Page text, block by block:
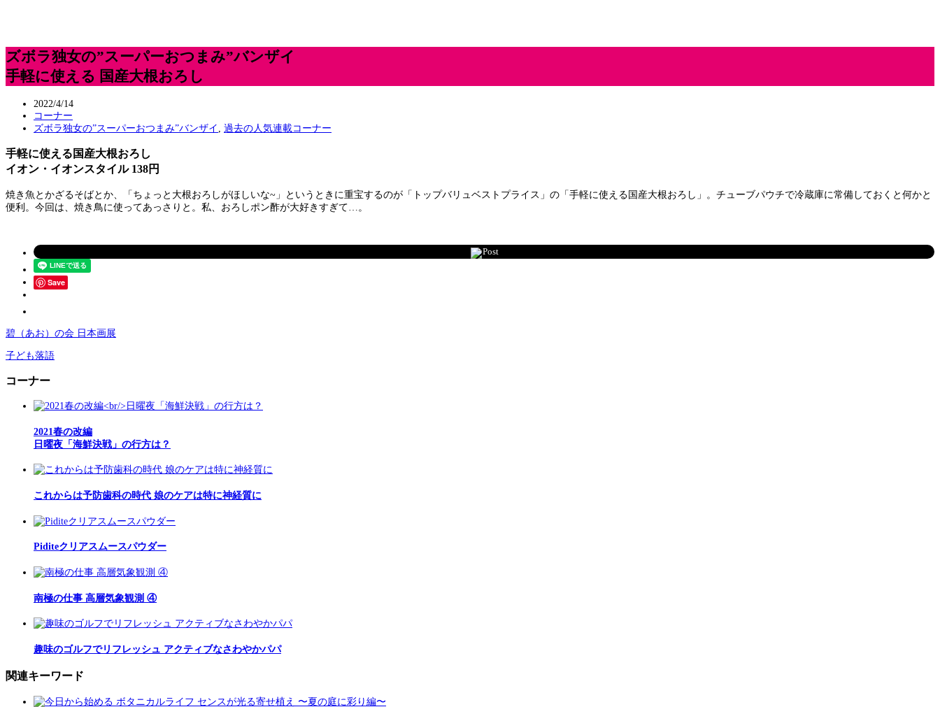
ズボラ独女の”スーパーおつまみ”バンザイ
手軽に使える 国産大根おろし
2022/4/14
コーナー
ズボラ独女の”スーパーおつまみ”バンザイ
過去の人気連載コーナー
手軽に使える国産大根おろし
イオン・イオンスタイル 138円
焼き魚とかざるそばとか、「ちょっと大根おろしがほしいな~」というときに重宝するのが「トップバリュベストプライス」の「手軽に使える国産大根おろし」。チューブパウチで冷蔵庫に常備しておくと何かと
便利。今回は、焼き鳥に使ってあっさりと。私、おろしポン酢が大好きすぎて…。
Post
Save
碧（あお）の会 日本画展
子ども落語
コーナー
2021春の改編
日曜夜「海鮮決戦」の行方は？
これからは予防歯科の時代 娘のケアは特に神経質に
Piditeクリアスムースパウダー
南極の仕事 高層気象観測 ④
趣味のゴルフでリフレッシュ アクティブなさわやかパパ
関連キーワード